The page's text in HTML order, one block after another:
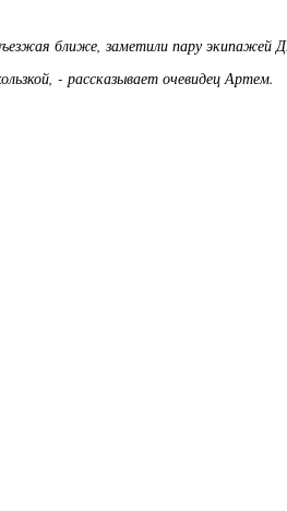
ближе, заметили пару
- рассказывает очевидец Артем.